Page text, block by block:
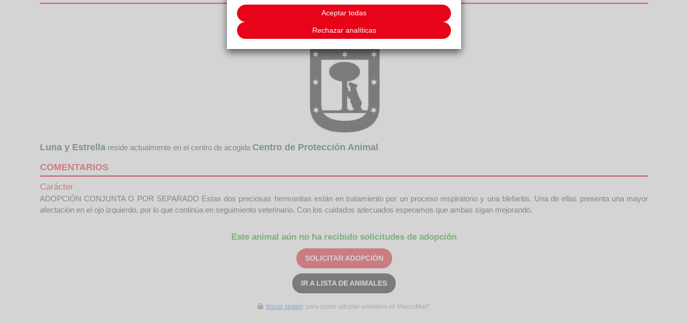
Luna y Estrella reside actualmente en el centro de acogida Centro de Protección Animal.
COMENTARIOS
Carácter
ADOPCIÓN CONJUNTA O POR SEPARADO Estas dos preciosas hermanitas están en tratamiento por un proceso respiratorio y una blefaritis. Una de ellas presenta una mayor
afectación en el ojo izquierdo, por lo que continúa en seguimiento veterinario. Con los cuidados adecuados esperamos que ambas sigan mejorando.
Este animal aún no ha recibido solicitudes de adopción
SOLICITAR ADOPCIÓN
IR A LISTA DE ANIMALES
Iniciar sesión para poder adoptar animales en MascoMad*
Aceptar todas
Rechazar analíticas